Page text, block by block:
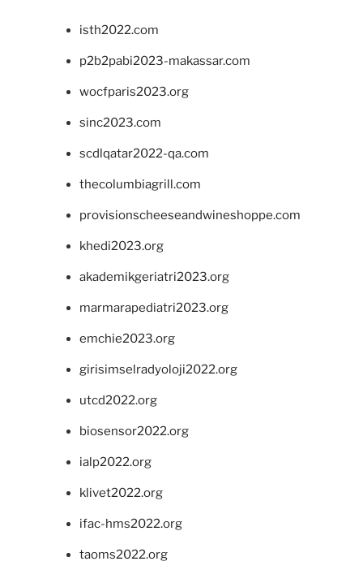
isth2022.com
p2b2pabi2023-makassar.com
wocfparis2023.org
sinc2023.com
scdlqatar2022-qa.com
thecolumbiagrill.com
provisionscheeseandwineshoppe.com
khedi2023.org
akademikgeriatri2023.org
marmarapediatri2023.org
emchie2023.org
girisimselradyoloji2022.org
utcd2022.org
biosensor2022.org
ialp2022.org
klivet2022.org
ifac-hms2022.org
taoms2022.org